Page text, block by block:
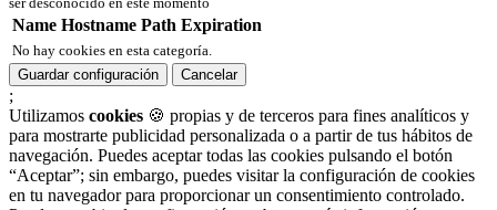
Name Hostname Path Expiration
No hay cookies en esta categoría.
Guardar configuración
Cancelar
;
Utilizamos cookies 🍪 propias y de terceros para fines analíticos y
para mostrarte publicidad personalizada o a partir de tus hábitos de
navegación. Puedes aceptar todas las cookies pulsando el botón
“Aceptar”; sin embargo, puedes visitar la configuración de cookies
en tu navegador para proporcionar un consentimiento controlado.